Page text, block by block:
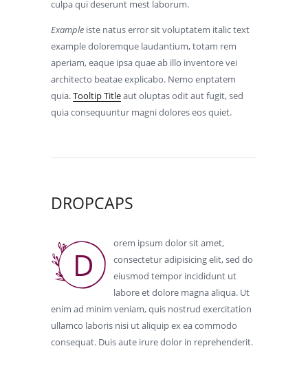
culpa qui deserunt mest laborum.
Example iste natus error sit voluptatem italic text
example doloremque laudantium, totam rem
aperiam, eaque ipsa quae ab illo inventore vei
architecto beatae explicabo. Nemo enptatem
quia.Tooltip Titleaut oluptas odit aut fugit, sed
quia consequuntur magni dolores eos quiet.
DROPCAPS
D
orem ipsum dolor sit amet,
consectetur adipisicing elit, sed do
eiusmod tempor incididunt ut
labore et dolore magna aliqua. Ut
enim ad minim veniam, quis nostrud exercitation
ullamco laboris nisi ut aliquip ex ea commodo
consequat. Duis aute irure dolor in reprehenderit.